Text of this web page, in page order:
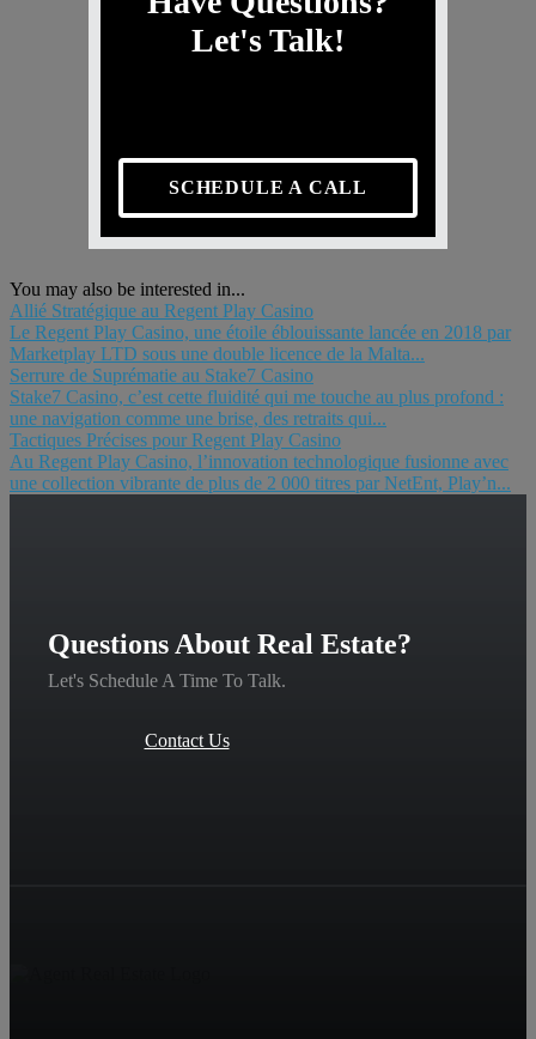
Let's Talk!
SCHEDULE A CALL
You may also be interested in...
Allié Stratégique au Regent Play Casino
Le Regent Play Casino, une étoile éblouissante lancée en 2018 par
Marketplay LTD sous une double licence de la Malta...
Serrure de Suprématie au Stake7 Casino
Stake7 Casino, c’est cette fluidité qui me touche au plus profond :
une navigation comme une brise, des retraits qui...
Tactiques Précises pour Regent Play Casino
Au Regent Play Casino, l’innovation technologique fusionne avec
une collection vibrante de plus de 2 000 titres par NetEnt, Play’n...
Questions About Real Estate?
Let's Schedule A Time To Talk.
Contact Us